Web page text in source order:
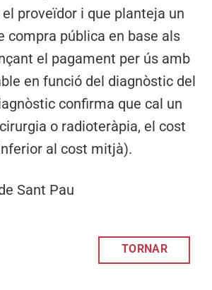
proveïdor i que planteja un
compra pública en base als
el pagament per ús amb
en funció del diagnòstic del
confirma que cal un
o radioteràpia, el cost
al cost mitjà).
Sant Pau
TORNAR